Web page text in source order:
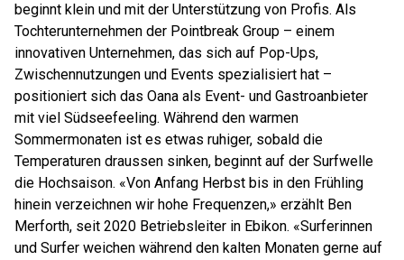
beginnt klein und mit der Unterstützung von Profis. Als
Tochterunternehmen der Pointbreak Group – einem
innovativen Unternehmen, das sich auf Pop-Ups,
Zwischennutzungen und Events spezialisiert hat –
positioniert sich das Oana als Event- und Gastroanbieter
mit viel Südseefeeling. Während den warmen
Sommermonaten ist es etwas ruhiger, sobald die
Temperaturen draussen sinken, beginnt auf der Surfwelle
die Hochsaison. «Von Anfang Herbst bis in den Frühling
hinein verzeichnen wir hohe Frequenzen,» erzählt Ben
Merforth, seit 2020 Betriebsleiter in Ebikon. «Surferinnen
und Surfer weichen während den kalten Monaten gerne auf